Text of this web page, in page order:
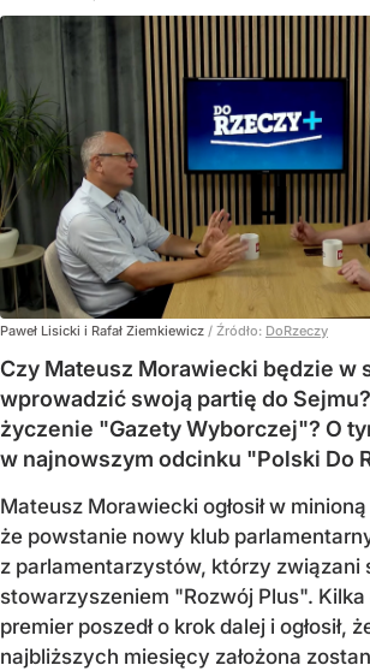
Paweł Lisicki i Rafał Ziemkiewicz / Źródło: DoRzeczy
Czy Mateusz Morawiecki będzie w
wprowadzić swoją partię do
życzenie "Gazety Wyborczej"? O
w najnowszym odcinku "Polski Do
Mateusz Morawiecki ogłosił w
że powstanie nowy klub
z parlamentarzystów, którzy związani
stowarzyszeniem "Rozwój Plus". Kilka
premier poszedł o krok dalej i ogłosił,
najbliższych miesięcy założona